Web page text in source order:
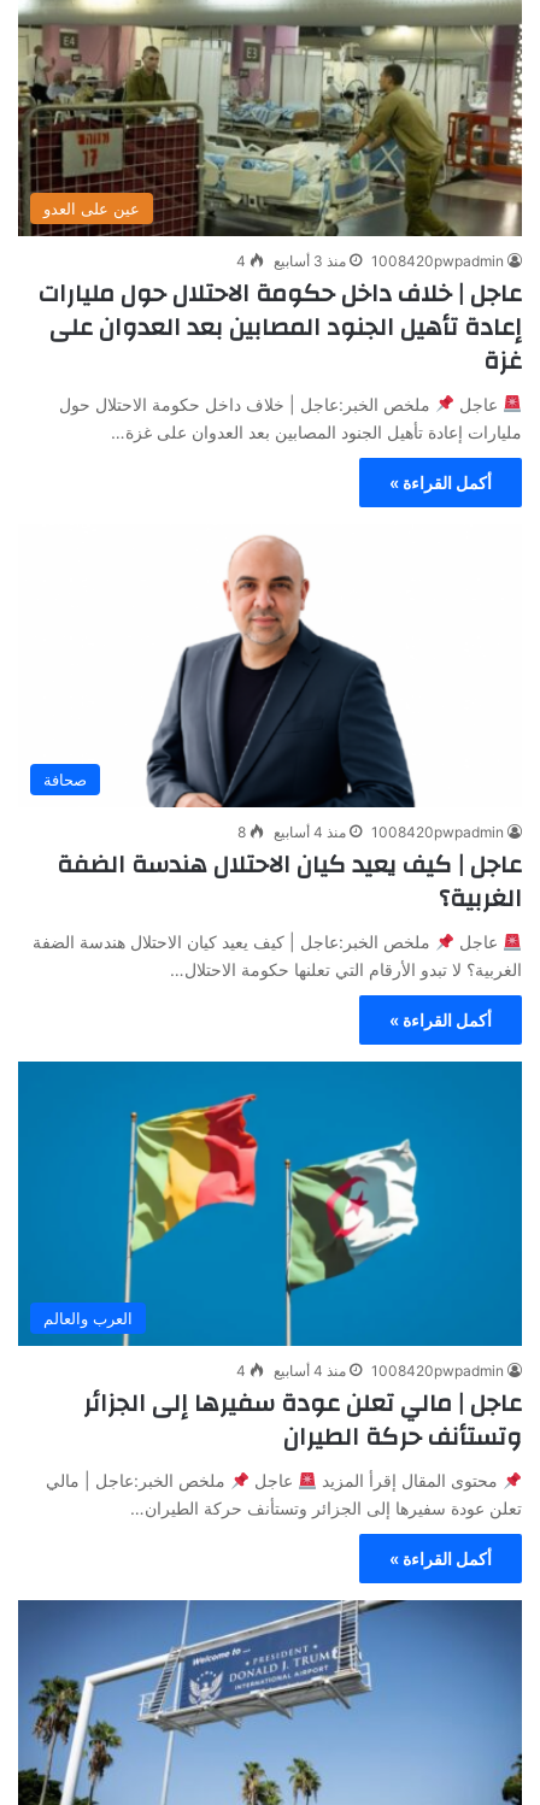
عين على العدو
1008420pwpadmin منذ 3 أسابيع 4
عاجل | خلاف داخل حكومة الاحتلال حول مليارات
إعادة تأهيل الجنود المصابين بعد العدوان على
غزة
عاجل
ملخص الخبر:عاجل | خلاف داخل حكومة الاحتلال حول
مليارات إعادة تأهيل الجنود المصابين بعد العدوان على غزة…
أكمل القراءة »
صحافة
1008420pwpadmin منذ 4 أسابيع 8
عاجل | كيف يعيد كيان الاحتلال هندسة الضفة
الغربية؟
عاجل
ملخص الخبر:عاجل | كيف يعيد كيان الاحتلال هندسة الضفة
الغربية؟ لا تبدو الأرقام التي تعلنها حكومة الاحتلال…
أكمل القراءة »
العرب والعالم
1008420pwpadmin منذ 4 أسابيع 4
عاجل | مالي تعلن عودة سفيرها إلى الجزائر
وتستأنف حركة الطيران
محتوى المقال إقرأ المزيد عاجل
ملخص الخبر:عاجل | مالي
تعلن عودة سفيرها إلى الجزائر وتستأنف حركة الطيران…
أكمل القراءة »